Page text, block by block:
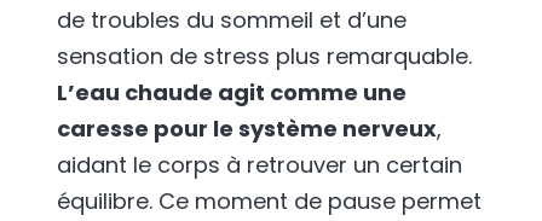
de troubles du sommeil et d’une
sensation de stress plus remarquable.
L’eau chaude agit comme une
caresse pour le système nerveux,
aidant le corps à retrouver un certain
équilibre. Ce moment de pause permet